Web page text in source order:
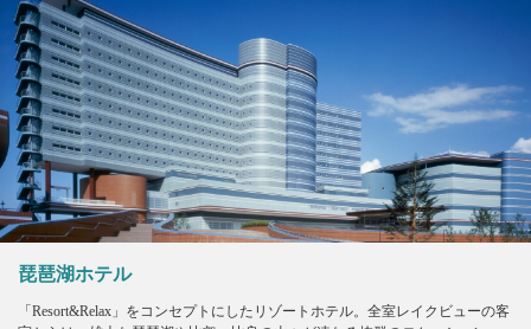
琵琶湖ホテル
「Resort&Relax」をコンセプトにしたリゾートホテル。全室レイクビューの客